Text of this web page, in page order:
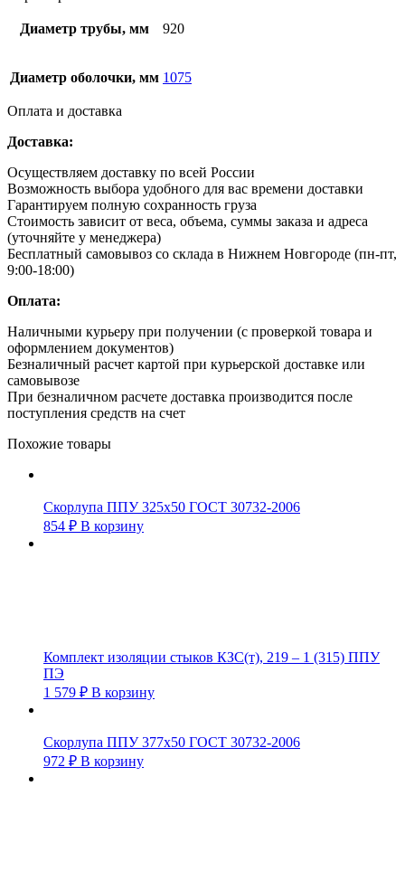
Диаметр трубы, мм 920
Диаметр оболочки, мм 1075
Оплата и доставка
Доставка:
Осуществляем доставку по всей России
Возможность выбора удобного для вас времени доставки
Гарантируем полную сохранность груза
Стоимость зависит от веса, объема, суммы заказа и адреса
(уточняйте у менеджера)
Бесплатный самовывоз со склада в Нижнем Новгороде (пн-пт,
9:00-18:00)
Оплата:
Наличными курьеру при получении (с проверкой товара и
оформлением документов)
Безналичный расчет картой при курьерской доставке или
самовывозе
При безналичном расчете доставка производится после
поступления средств на счет
Похожие товары
Скорлупа ППУ 325х50 ГОСТ 30732-2006
854 ₽ В корзину
Комплект изоляции стыков КЗС(т), 219 – 1 (315) ППУ
ПЭ
1 579 ₽ В корзину
Скорлупа ППУ 377х50 ГОСТ 30732-2006
972 ₽ В корзину